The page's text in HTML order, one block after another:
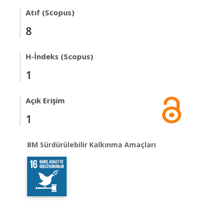
Atıf (Scopus)
8
H-İndeks (Scopus)
1
Açık Erişim
1
BM Sürdürülebilir Kalkınma Amaçları